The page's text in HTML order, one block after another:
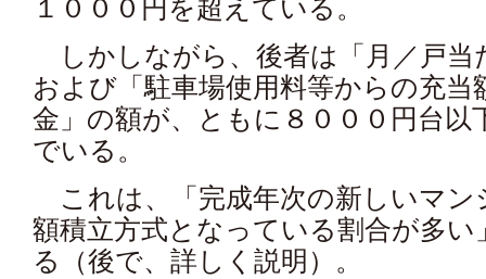
１０００円を超えている。
しかしながら、後者は「月／戸当
および「駐車場使用料等からの充当
金」の額が、ともに８０００円台以
でいる。
これは、「完成年次の新しいマン
額積立方式となっている割合が多
る（後で、詳しく説明）。